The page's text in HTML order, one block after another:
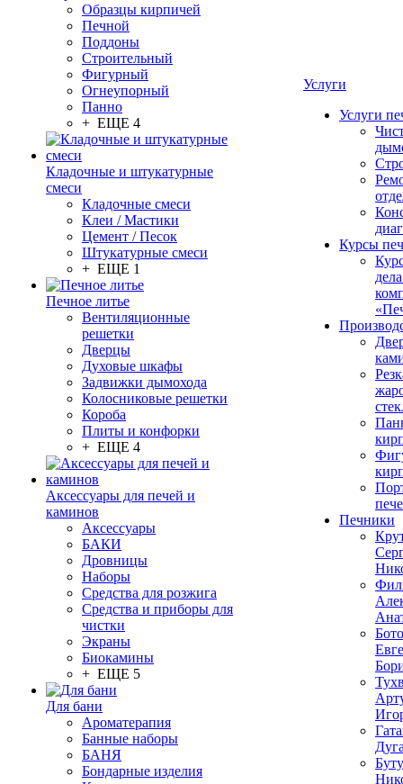
Образцы кирпичей
Печной
Поддоны
Строительный
Фигурный
Огнеупорный
Панно
+ ЕЩЕ 4
Кладочные и штукатурные
смеси
Кладочные смеси
Клеи / Мастики
Цемент / Песок
Штукатурные смеси
+ ЕЩЕ 1
Печное литье
Вентиляционные
решетки
Дверцы
Духовые шкафы
Задвижки дымохода
Колосниковые решетки
Короба
Плиты и конфорки
+ ЕЩЕ 4
Аксессуары для печей и
каминов
Аксессуары
БАКИ
Дровницы
Наборы
Средства для розжига
Средства и приборы для
чистки
Экраны
Биокамины
+ ЕЩЕ 5
Для бани
Ароматерапия
Банные наборы
БАНЯ
Бондарные изделия
Услуги
Услуги
Курсы
Печники